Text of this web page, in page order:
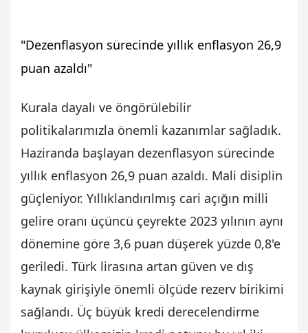
"Dezenflasyon sürecinde yıllık enflasyon 26,9
puan azaldı"
Kurala dayalı ve öngörülebilir
politikalarımızla önemli kazanımlar sağladık.
Haziranda başlayan dezenflasyon sürecinde
yıllık enflasyon 26,9 puan azaldı. Mali disiplin
güçleniyor. Yıllıklandırılmış cari açığın milli
gelire oranı üçüncü çeyrekte 2023 yılının aynı
dönemine göre 3,6 puan düşerek yüzde 0,8'e
geriledi. Türk lirasına artan güven ve dış
kaynak girişiyle önemli ölçüde rezerv birikimi
sağlandı. Üç büyük kredi derecelendirme